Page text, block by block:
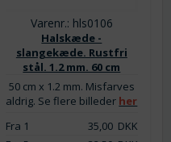
Varenr.: hls0106
Halskæde -
slangekæde. Rustfri
stål. 1.2 mm. 60 cm
50 cm x 1.2 mm. Misfarves
aldrig. Se flere billeder her
Fra 1
35,00DKK